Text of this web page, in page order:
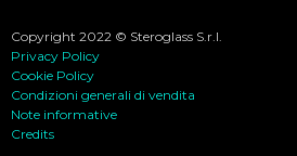
Copyright 2022 © Steroglass S.r.l.
Privacy Policy
Cookie Policy
Condizioni generali di vendita
Note informative
Credits